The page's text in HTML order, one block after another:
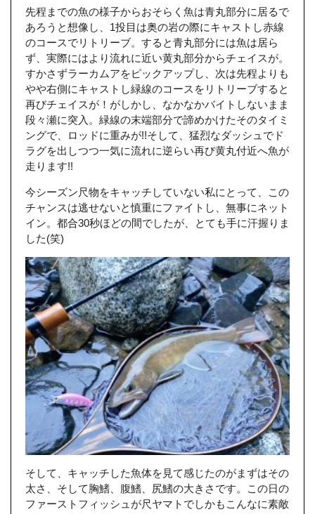
先程までの魚の様子からおそらく魚は青丸部分に居るで
あろうと想像し、1投目は奥の岩の際にキャストし赤線
のコースでリトリーブ。すると青丸部分には魚は居ら
ず、実際にはより流れに近い黄丸部分からチェイスが。
すかさずラーカムアをピックアップし、次は先程よりも
やや右側にキャストし緑線のコースをリトリーブすると
再びチェイスが！がしかし、なかなかバイトしないまま
段々瀬に突入。緑線の末端部分で諦めかけたそのタイミ
ングで、ロッドに重みが!!そして、猛烈なダッシュでド
ラグを出しつつ一気に流れに逆らい再び黄丸付近へ魚が
走ります!!
今シーズン尺物をキャッチしていない私にとって、この
チャンスは逃せないと慎重にファイトし、無事にネット
イン。都合30秒ほどの間でしたが、とても手に汗握りま
した(笑)
そして、キャッチした魚体を見て感じたのがまずはその
太さ、そして胸鰭、腹鰭、尻鰭の大きさです。この日の
ファーストフィッシュが尺ヤマトでしかもこんなに素敵